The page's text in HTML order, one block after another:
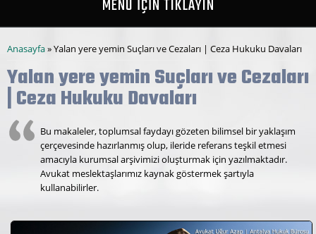
MENÜ İÇİN TIKLAYIN
Buradasınız
Anasayfa» Yalan yere yemin Suçları ve Cezaları | Ceza Hukuku Davaları
Yalan yere yemin Suçları ve Cezaları
| Ceza Hukuku Davaları
Bu makaleler, toplumsal faydayı gözeten bilimsel bir yaklaşım
çerçevesinde hazırlanmış olup, ileride referans teşkil etmesi
amacıyla kurumsal arşivimizi oluşturmak için yazılmaktadır.
Avukat meslektaşlarımız kaynak göstermek şartıyla
kullanabilirler.